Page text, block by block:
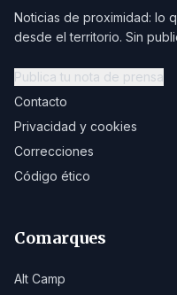
Noticias de proximidad: lo
desde el territorio. Sin
Publica tu nota de prensa
Contacto
Privacidad y cookies
Correcciones
Código ético
Comarques
Alt Camp